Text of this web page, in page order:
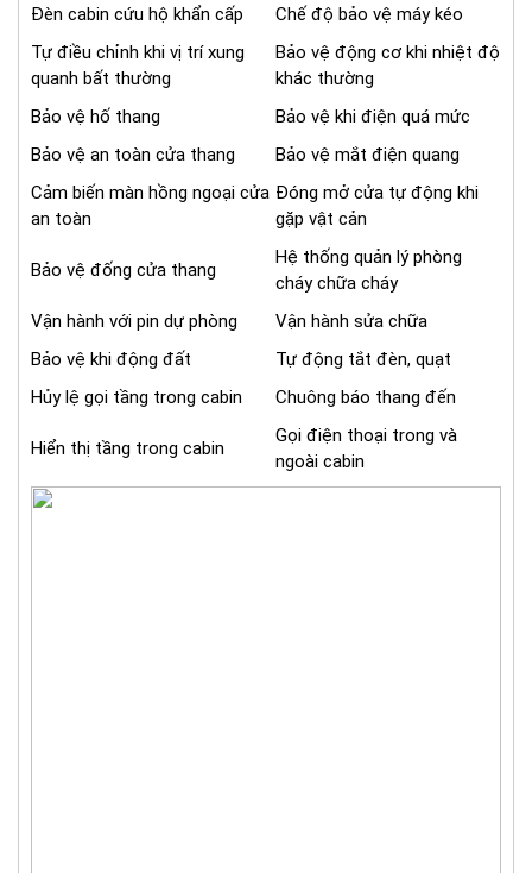
Đèn cabin cứu hộ khẩn cấp
Chế độ bảo vệ máy kéo
Tự điều chỉnh khi vị trí xung
quanh bất thường
Bảo vệ động cơ khi nhiệt độ
khác thường
Bảo vệ hố thang
Bảo vệ khi điện quá mức
Bảo vệ an toàn cửa thang
Bảo vệ mắt điện quang
Cảm biến màn hồng ngoại cửa
an toàn
Đóng mở cửa tự động khi
gặp vật cản
Bảo vệ đống cửa thang
Hệ thống quản lý phòng
cháy chữa cháy
Vận hành với pin dự phòng
Vận hành sửa chữa
Bảo vệ khi động đất
Tự động tắt đèn, quạt
Hủy lệ gọi tầng trong cabin
Chuông báo thang đến
Hiển thị tầng trong cabin
Gọi điện thoại trong và
ngoài cabin